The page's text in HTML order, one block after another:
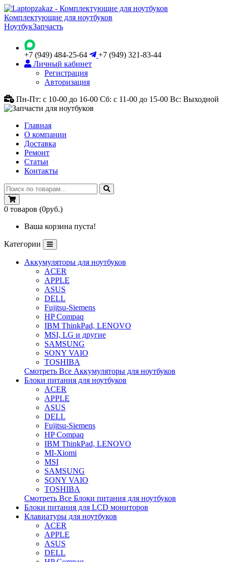
Комплектующие для ноутбуков
НоутбукЗапчасть
+7 (949) 484-25-64
+7 (949) 321-83-44
Личный кабинет
Регистрация
Авторизация
Пн-Пт: с 10-00 до 16-00 Сб: с 11-00 до 15-00 Вс: Выходной
Главная
О компании
Доставка
Ремонт
Статьи
Контакты
0 товаров (0руб.)
Ваша корзина пуста!
Категории
Аккумуляторы для ноутбуков
ACER
APPLE
ASUS
DELL
Fujitsu-Siemens
HP Compaq
IBM ThinkPad, LENOVO
MSI, LG и другие
SAMSUNG
SONY VAIO
TOSHIBA
Смотреть Все Аккумуляторы для ноутбуков
Блоки питания для ноутбуков
ACER
APPLE
ASUS
DELL
Fujitsu-Siemens
HP Compaq
IBM ThinkPad, LENOVO
MI-Xiomi
MSI
SAMSUNG
SONY VAIO
TOSHIBA
Смотреть Все Блоки питания для ноутбуков
Блоки питания для LCD мониторов
Клавиатуры для ноутбуков
ACER
APPLE
ASUS
DELL